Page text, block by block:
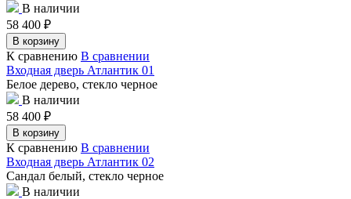
В наличии
58 400 ₽
В корзину
К сравнению В сравнении
Входная дверь Атлантик 01
Белое дерево, стекло черное
В наличии
58 400 ₽
В корзину
К сравнению В сравнении
Входная дверь Атлантик 02
Сандал белый, стекло черное
В наличии